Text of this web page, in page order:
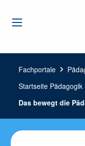
Fachportale chevron_right
Startseite Pädagogik
Das bewegt die